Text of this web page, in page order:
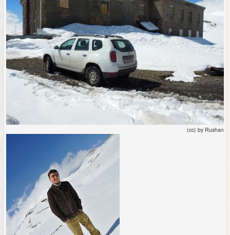
(cc) by Rushan